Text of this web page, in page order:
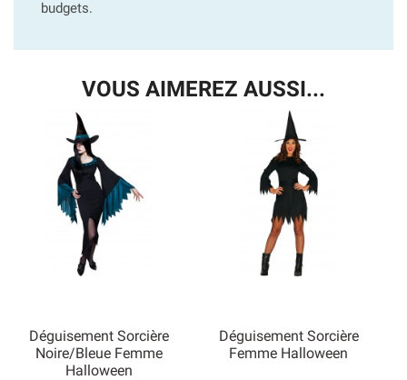
budgets.
VOUS AIMEREZ AUSSI...
Déguisement Sorcière
Noire/Bleue Femme
Halloween
Déguisement Sorcière
Femme Halloween